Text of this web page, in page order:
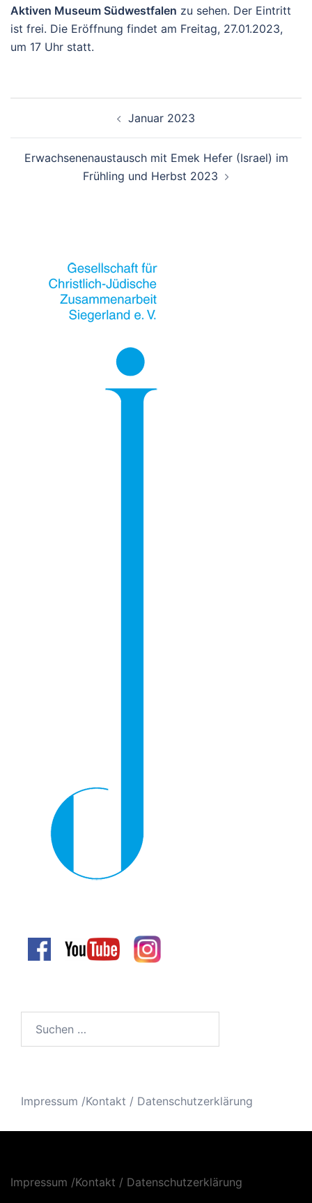
Aktiven Museum Südwestfalen zu sehen. Der Eintritt
ist frei. Die Eröffnung findet am Freitag, 27.01.2023,
um 17 Uhr statt.
Januar 2023
Erwachsenenaustausch mit Emek Hefer (Israel) im
Frühling und Herbst 2023
Impressum /Kontakt / Datenschutzerklärung
Impressum /Kontakt / Datenschutzerklärung